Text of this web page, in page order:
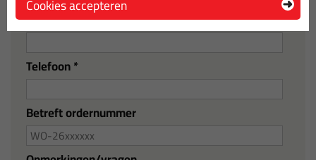
E-mailadres *
Telefoon *
Betreft ordernummer
Cookies accepteren